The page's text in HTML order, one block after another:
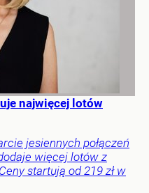
najwięcej lotów
jesiennych połączeń
więcej lotów z
startują od 219 zł w